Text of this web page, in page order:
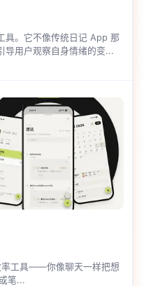
具。它不像传统日记 App 那
导用户观察自身情绪的变...
率工具——你像聊天一样把想
笔...